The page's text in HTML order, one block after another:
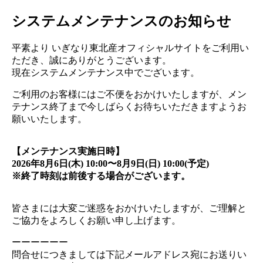
システムメンテナンスのお知らせ
平素より いぎなり東北産オフィシャルサイトをご利用い
ただき、誠にありがとうございます。
現在システムメンテナンス中でございます。
ご利用のお客様にはご不便をおかけいたしますが、メン
テナンス終了まで今しばらくお待ちいただきますようお
願いいたします。
【メンテナンス実施日時】
2026年8月6日(木) 10:00〜8月9日(日) 10:00(予定)
※終了時刻は前後する場合がございます。
皆さまには大変ご迷惑をおかけいたしますが、ご理解と
ご協力をよろしくお願い申し上げます。
ーーーーーー
問合せにつきましては下記メールアドレス宛にお送りい